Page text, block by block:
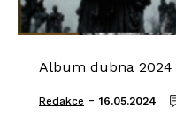
Album dubna 2024
Redakce - 16.05.2024